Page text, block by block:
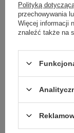
Kliknij ocenę aby
Opinia
Marek, Rozwadza
Polityką
przechowywania
Więcej informacji
znaleźć także na